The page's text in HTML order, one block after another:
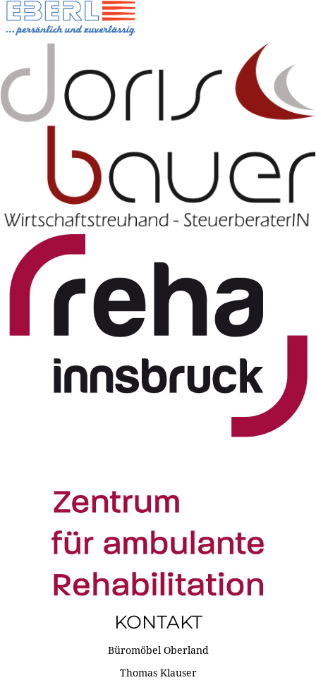
KONTAKT
Büromöbel Oberland
Thomas Klauser